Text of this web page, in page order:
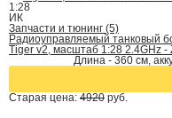
1:28
ИК
Запчасти и тюнинг (5)
Радиоуправляемый танковый
Tiger v2, масштаб 1:28 2.4GHz -
Длина - 360 см,
Старая цена: 4920 руб.